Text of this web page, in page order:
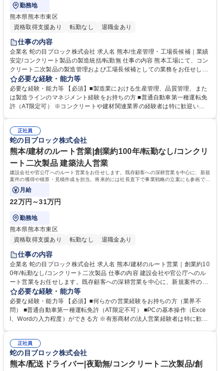
勤務地
熊本県熊本市東区
資格取得支援あり
転勤なし 退職金あり
仕事の内容
企業名 蛇の目ブロック株式会社 求人名 熊本/生産管理・工場長候補｜業績
安定/コンクリート製品の製造統括/転勤無 仕事の内容 熊本工場にて、コン
クリート二次製品の製造管理および工場長候補としての業務をお任せしま
す。生産計画の立案から品質管理、メンバーのマネジメントまで、製造部
門全体の統括を担う重要なポジションです。 ■コンクリート二次製品の生
産計画立案および工程管理 ■品質管理、安全衛生管理、設備の保守点検の
統括 ■工場スタッフのマネジメント、育成、人員配置の最適化 ■製造コス
募集職種 熊本/生産管理・工場長候補｜業績安定/コンクリート製品の製造
統括/転勤無
必要な経験・能力等
必要な経験・能力等 【必須】■製造業における生産管理、品質管理、また
は製造ラインのマネジメント経験をお持ちの方 ■普通自動車第一種運転免
許（AT限定可） ※コンクリートや建材関連業界の経験者は特に歓迎いた
取り、組織をまとめることができる方■安全第一を徹底し、業務改善に前
向きに取り組める方 学歴・資格 学歴：大学院 大学 高専 短大 専修学校 高
校 語学力： 資格：コンクリート技士 フォークリフト運転者 玉掛作業者
正社員
蛇の目ブロック株式会社
熊本/建材のルート営業|創業約100年/転勤なし/コンクリ
ート二次製品 建築法人営業
建設会社や官公庁へのルート営業をお任せします。既存顧客への深耕営業を中心に、新規
案件の獲得や積算・見積作成を担当。将来的には社長直下で事業戦略の立案にも参画でき
る裁量の大きなポジションです。
月給
22万円～31万円
勤務地
熊本県熊本市東区
資格取得支援あり
転勤なし 退職金あり
仕事の内容
企業名 蛇の目ブロック株式会社 求人名 熊本/建材のルート営業｜創業約10
0年/転勤なし/コンクリート二次製品 仕事の内容 建設会社や官公庁へのル
ート営業をお任せします。既存顧客への深耕営業を中心に、新規案件の獲
得や積算・見積作成を担当。将来的には社長直下で事業戦略の立案にも参
画できる裁量の大きなポジションです。 ■既存顧客（建設会社、設計事務
所、官公庁等）へのルート営業 ■新規案件の獲得、積算・見積書の作成 ■
社長直下での事業戦略の立案および実行サポート ■現場からの業務改善提
の指定する業務 募集職種 熊本/建材のルート営業｜創業約100年/転勤なし/
コンクリート二次製品
必要な経験・能力等
必要な経験・能力等 【必須】■何らかの営業経験をお持ちの方（業界不
問） ■普通自動車第一種運転免許（AT限定不可） ■PCの基本操作（Exce
l、Wordの入力程度）ができる方 ※有形商材の法人営業経験者は特に歓迎
像】■受け身ではなく、主体的に業務改善や提案を行える方 ■経営に近い
視点での業務に関心がある方 学歴・資格 学歴：大学院 大学 高専 短大 専
修学校 高校 語学力： 資格：第一種運転免許普通自動車
正社員
蛇の目ブロック株式会社
熊本/配送ドライバー|夜勤無/コンクリート二次製品/創